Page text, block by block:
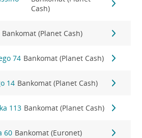
Cash)
Bankomat (Planet Cash)
74 Bankomat (Planet Cash)
14 Bankomat (Planet Cash)
113 Bankomat (Planet Cash)
60 Bankomat (Euronet)